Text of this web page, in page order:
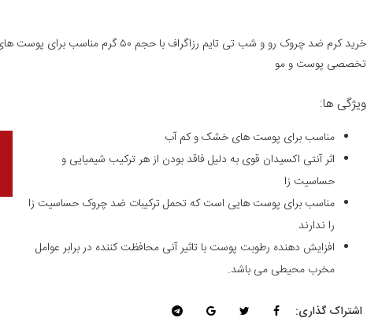
خرید کرم ضد چروک رو و شب تی تایم رزاگراف
تخصصی پوست و مو
ویژگی ها:
مناسب برای پوست های خشک و کم آب
اثر آنتی اکسیدان قوی به دلیل فاقد بودن از هر ترکیب شیمیایی و
حساسیت زا
مناسب برای پوست هایی است که تحمل ترکیبات ضد چروک حساسیت زا
را ندارند
افزایش دهنده رطوبت پوست با تاثیر آنی محافظت کننده در برابر عوامل
مخرب محیطی می باشد.
اشتراک گذاری: